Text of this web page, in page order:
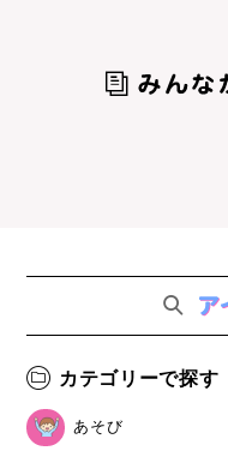
カテゴリーで探す
あそび